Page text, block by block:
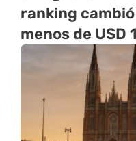
ranking
menos de USD